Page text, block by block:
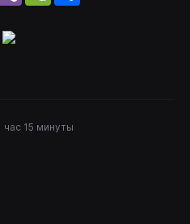
час 15 минуты